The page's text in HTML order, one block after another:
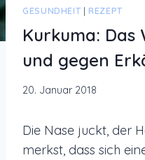
GESUNDHEIT| REZEPT
Kurkuma:
und gegen
20. Januar 2018
Die Nase juckt, der
merkst, dass sich